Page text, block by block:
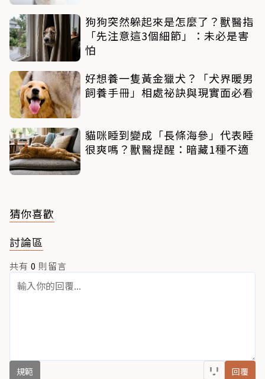
狗狗突然躲起來是怎麼了？獸醫指
「先注意這3個細節」：未必是害
怕
好想養一隻黃金獵犬？「犬界暖男
飼養手冊」相處祕訣與現實面必看
貓咪睡到變成「長條海參」代表睡
很爽嗎？獸醫提醒：暗藏1種不適
猜你喜歡
討論區
共有 0 則留言
規範 回覆